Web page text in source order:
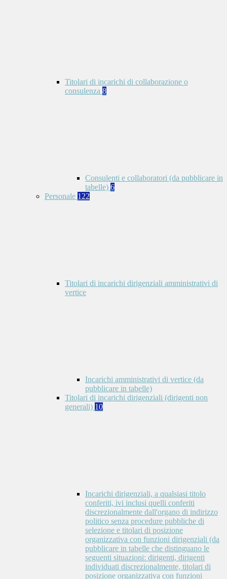
Titolari di incarichi di collaborazione o
consulenza 8
Consulenti e collaboratori (da pubblicare in
tabelle) 6
Personale 122
Titolari di incarichi dirigenziali amministrativi di
vertice
Incarichi amministrativi di vertice (da
pubblicare in tabelle)
Titolari di incarichi dirigenziali (dirigenti non
generali) 10
Incarichi dirigenziali, a qualsiasi titolo
conferiti, ivi inclusi quelli conferiti
discrezionalmente dall'organo di indirizzo
politico senza procedure pubbliche di
selezione e titolari di posizione
organizzativa con funzioni dirigenziali (da
pubblicare in tabelle che distinguano le
seguenti situazioni: dirigenti, dirigenti
individuati discrezionalmente, titolari di
posizione organizzativa con funzioni